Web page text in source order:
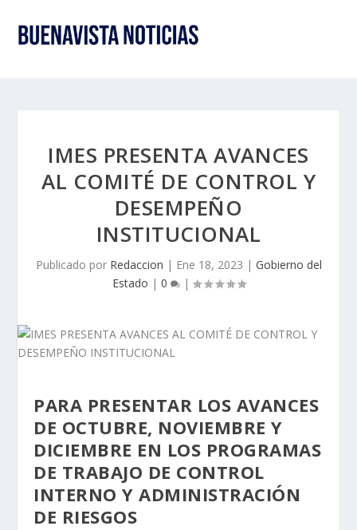
IMES PRESENTA AVANCES
AL COMITÉ DE CONTROL Y
DESEMPEÑO
INSTITUCIONAL
Publicado por Redaccion | Ene 18, 2023 | Gobierno del
Estado | 0 |
PARA PRESENTAR LOS AVANCES
DE OCTUBRE, NOVIEMBRE Y
DICIEMBRE EN LOS PROGRAMAS
DE TRABAJO DE CONTROL
INTERNO Y ADMINISTRACIÓN
DE RIESGOS